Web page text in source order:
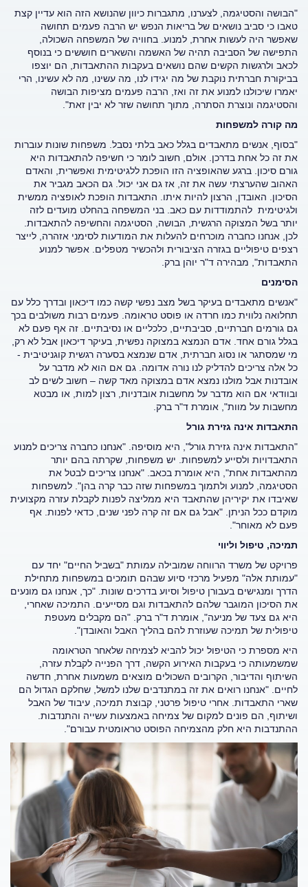
"הבושה והסטיגמה, לצערנו, מתגברות כיוון שהנושא הזה הוא עדיין קצת
טאבו כי סביב נושאים של בריאות הנפש יש הרבה פעמים תחושה
שאפשר היה לעשות אחרת, למנוע. בחוויה של המשפחה השכולה,
התפישה של הסביבה תהיה של האשמה והשארים חוששים כי בנוסף
לכאב ולרגשות הקשים שהם נושאים בעקבות ההתאבדות, הם יוצפו
בביקורת חברתית נוקבת של מה יגידו לנו, מה עשינו, מה לא עשינו, הרי
יאמרו שיכולנו למנוע את זה ואז, הרבה פעמים מציפות הבושה
והסטיגמה ונוצרת הסתרה, מתוך תחושה שזר לא יבין זאת".
מה קורה למשפחות
"בסוף, אנשים מתאבדים בגלל כאב בלתי נסבל. משפחות שונות עוברות
את זה כל אחת בדרכן. אולם, חשוב לומר כי חשיפה להתאבדות היא
גורם סיכון. ברגע שהאופציה הזו הופכת ללגיטימית ואפשרית, והאדם
האהוב שהערצתי עשה את זה, אז גם אני יכול. גם הכאב מגביר את
הסיכון. האובדן, הרצון להיות איתו. התאבדות הופכת לאופציה ממשית
ולגיטימית להתמודדות עם כאב. בני המשפחה בהחלט מועדים לזה
יותר בשל המצוקה הרגשית, הבושה, הסטיגמה והחשיפה להתאבדות.
לכן, אנחנו כחברה מוכרחים להעלות את המודעות לסימני אזהרה, לייצר
רצפים טיפוליים בגזרה הציבורית ולהכשיר מטפלים. אפשר למנוע
התאבדות", מבהירה ד"ר יוהן ברק.
הסימנים
"אנשים מתאבדים בעיקר בשל מצב נפשי קשה כמו דיכאון ובדרך כלל עם
תחלואה נלווית כמו חרדה או פוסט טראומה. פעמים רבות משולבים בכך
גם גורמים חברתיים, סביבתיים, כלכליים או נסיבתיים. זה אף פעם לא
בגלל גורם אחד. אדם הנמצא במצוקה נפשית, בעיקר דיכאון אבל לא רק,
מי שמסתגר או נסוג חברתית, אדם שנמצא בסערה רגשית קוגניטיבית -
כל אלה צריכים להדליק לנו נורה אדומה. גם אם הוא לא מדבר על
אובדנות אבל מולנו נמצא אדם במצוקה מאד קשה – חשוב לשים לב
ובוודאי אם הוא מדבר על מחשבות אובדניות, רצון למות, או מבטא
מחשבות על מוות", אומרת ד"ר ברק.
התאבדות אינה גזירת גורל
"התאבדות אינה גזירת גורל", היא מוסיפה. "אנחנו כחברה צריכים למנוע
התאבדויות ולסייע למשפחות. יש משפחות, שקרתה בהם יותר
מהתאבדות אחת", היא אומרת בכאב. "אנחנו צריכים לבטל את
הסטיגמה, למנוע ולתמוך במשפחות שזה כבר קרה בהן". למשפחות
שאיבדו את יקיריהן שהתאבד היא ממליצה לפנות לקבלת עזרה מקצועית
מוקדם ככל הניתן. "אבל גם אם זה קרה לפני שנים, כדאי לפנות. אף
פעם לא מאוחר".
תמיכה, טיפול וליווי
פרויקט של משרד הרווחה שמובילה עמותת "בשביל החיים" יחד עם
"עמותת אלה" מפעיל מרכזי סיוע שבהם תומכים במשפחות מתחילת
הדרך ומנגישים בעבורן טיפול וסיוע בדרכים שונות. "כך, אנחנו גם מונעים
את הסיכון המוגבר שלהם להתאבדות וגם מסייעים. התמיכה שאחרי,
היא גם צעד של מניעה", אומרת ד"ר ברק. "הם מקבלים מעטפת
טיפולית של תמיכה שעוזרת להם בהליך האבל והאובדן".
היא מספרת כי הטיפול יכול להביא לצמיחה שלאחר הטראומה
שמשמעותה כי בעקבות האירוע הקשה, דרך הפנייה לקבלת עזרה,
השיתוף והדיבור, הקרובים השכולים מוצאים משמעות אחרת, חדשה
לחיים. "אנחנו רואים את זה במתנדבים שלנו למשל, שחלקם הגדול הם
שארי התאבדות. אחרי טיפול פרטני, קבוצת תמיכה, עיבוד של האבל
ושיתוף, הם פונים למקום של צמיחה באמצעות עשייה והתנדבות.
ההתנדבות היא חלק מהצמיחה הפוסט טראומטית עבורם".